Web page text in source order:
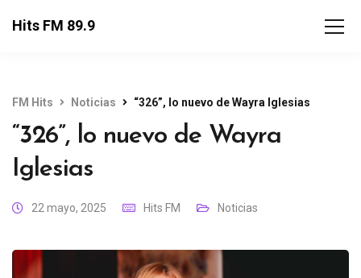
Hits FM 89.9
FM Hits Noticias “326”, lo nuevo de Wayra Iglesias
“326”, lo nuevo de Wayra
Iglesias
22 mayo, 2025 Hits FM Noticias